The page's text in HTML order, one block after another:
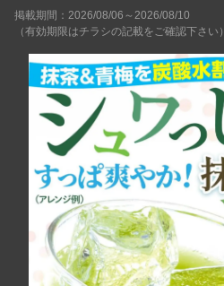
掲載期間：2026/08/06～2026/08/10
（有効期限はチラシの記載をご確認下さい）